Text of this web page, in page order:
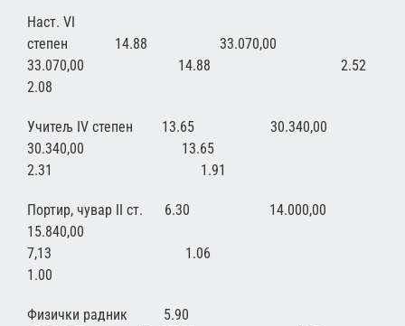
Наст. VI
степен 14.88 33.070,00
33.070,00 14.88
2.08
Учитељ IV степен 13.65 30.340,00
30.340,00 13.65
2.31 1.91
Портир, чувар II ст. 6.30 14.000,00
15.840,00
7,13 1.06
1.00
Физички радник 5.90